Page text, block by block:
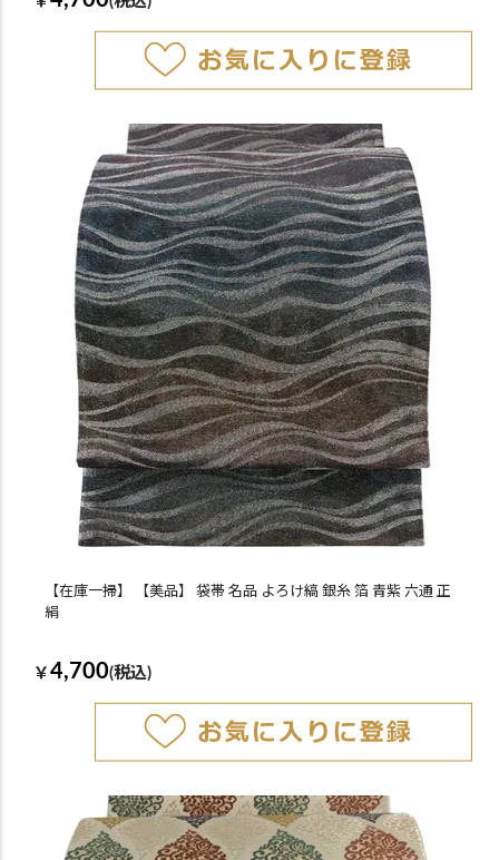
【在庫一掃】 【美品】 袋帯 名品 よろけ縞 銀糸 箔 青紫 六通 正
絹
￥ 4,700(税込)